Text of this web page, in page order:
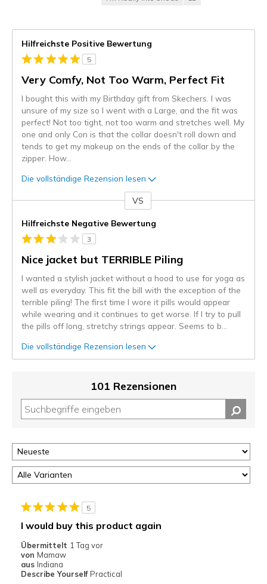
Hilfreichste Positive Bewertung
5
Very Comfy, Not Too Warm, Perfect Fit
I bought this with my Birthday gift from Skechers. I was
unsure of my size so I went with a Large, and the fit was
perfect! Not too tight, not too warm and stretches well. My
one and only Con is that the collar doesn't roll down and
tends to get my makeup on the ends of the collar by the
zipper. How...
Die vollständige Rezension lesen
VS
Hilfreichste Negative Bewertung
3
Nice jacket but TERRIBLE Piling
I wanted a stylish jacket without a hood to use for yoga as
well as everyday. This fit the bill with the exception of the
terrible piling! The first time I wore it pills would appear
while wearing and it continues to get worse. If I try to pull
the pills off long, stretchy strings appear. Seems to b
Die vollständige Rezension lesen
101 Rezensionen
5
I would buy this product again
Übermittelt 1 Tag vor
von Mamaw
aus Indiana
Describe Yourself Practical